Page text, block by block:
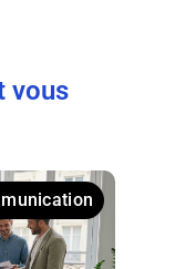
vous